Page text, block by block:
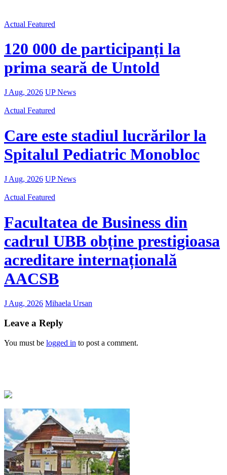
Actual Featured
120 000 de participanți la
prima seară de Untold
J Aug, 2026 UP News
Actual Featured
Care este stadiul lucrărilor la
Spitalul Pediatric Monobloc
J Aug, 2026 UP News
Actual Featured
Facultatea de Business din
cadrul UBB obține prestigioasa
acreditare internațională
AACSB
J Aug, 2026 Mihaela Ursan
Leave a Reply
You must be logged in to post a comment.